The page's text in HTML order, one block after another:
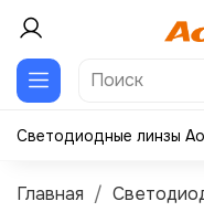
Светодиодные линзы
Главная